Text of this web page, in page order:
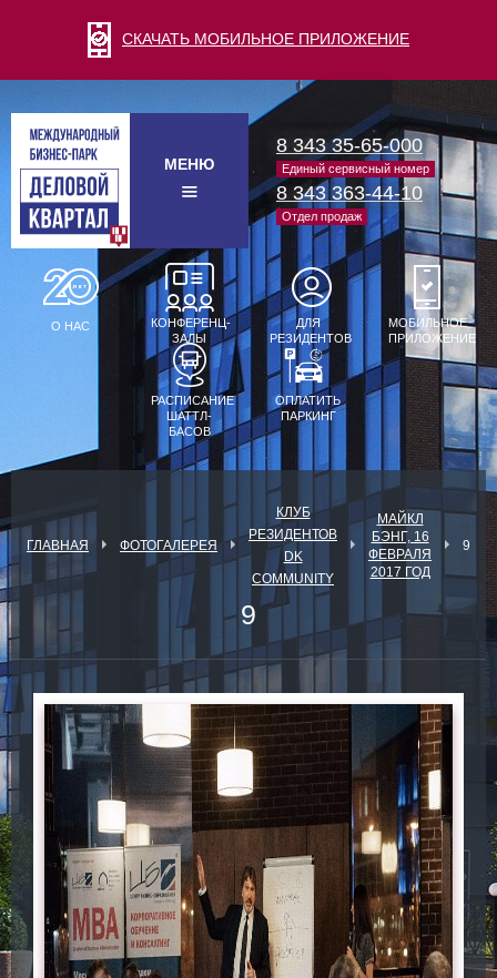
СКАЧАТЬ МОБИЛЬНОЕ ПРИЛОЖЕНИЕ
МЕНЮ
8 343 35-65-000
Единый сервисный номер
8 343 363-44-10
Отдел продаж
О НАС
КОНФЕРЕНЦ-
ЗАЛЫ
ДЛЯ
РЕЗИДЕНТОВ
МОБИЛЬНОЕ
ПРИЛОЖЕНИЕ
РАСПИСАНИЕ
ШАТТЛ-
БАСОВ
ОПЛАТИТЬ
ПАРКИНГ
ГЛАВНАЯ ФОТОГАЛЕРЕЯ
КЛУБ
РЕЗИДЕНТОВ
DK
COMMUNITY
МАЙКЛ
БЭНГ, 16
ФЕВРАЛЯ
2017 ГОД
9
9